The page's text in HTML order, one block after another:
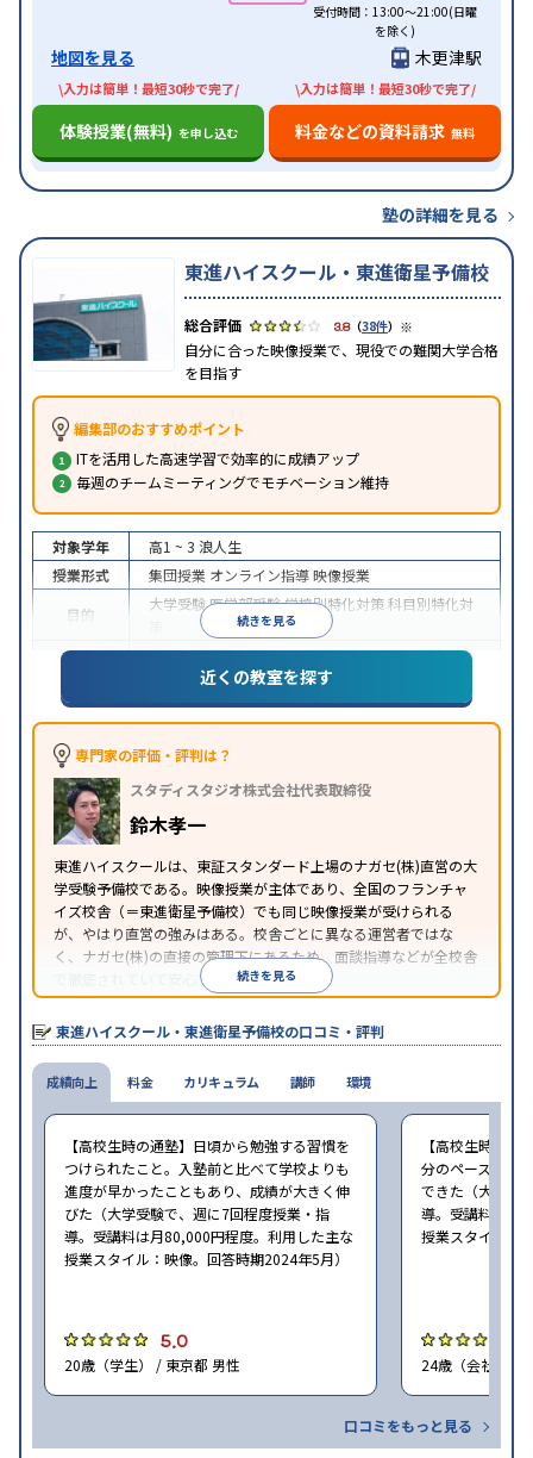
受付時間：13:00〜21:00(日曜
を除く)
地図を見る 木更津駅
\入力は簡単！最短30秒で完了/
体験授業(無料) を申し込む
\入力は簡単！最短30秒で完了/
料金などの資料請求 無料
塾の詳細を見る
東進ハイスクール・東進衛星予備校
3.8（38件） ※
自分に合った映像授業で、現役での難関大学合格
を目指す
編集部のおすすめポイント
ITを活用した高速学習で効率的に成績アップ
毎週のチームミーティングでモチベーション維持
続きを見る
対象学年 高1 ~ 3 浪人生
授業形式
集団授業 オンライン指導映像授業
目的
大学受験医学部受験学校別特化対策科目別特化対
特待生・奨学金制度あり授業の振替可能学習に
PC・タブレットを利用1科目から受講可能
習のみの受講可
※2024年6月調査。大学受験塾・予備校のアンケート調査方法を参照
近くの教室を探す
専門家の評価・評判は？
スタディスタジオ株式会社代表取締役
鈴木孝一
東進ハイスクールは、東証スタンダード上場のナガセ(株)直営の大
学受験予備校である。映像授業が主体であり、全国のフランチャ
イズ校舎（＝東進衛星予備校）でも同じ映像授業が受けられる
が、やはり直営の強みはある。校舎ごとに異なる運営者ではな
く、ナガセ(株)の直接の管理下にあるため、面談指導などが全校舎
で徹底されていて安心できる。
東進衛星予備校は、運営会社により指導方針や校舎のルールが異
なる。体験授業では、授業のみで判断するのではなく、担当者や
校舎雰囲気、校舎での合格実績などを確認すると良いだろう。
続きを見る
東進ハイスクール・東進衛星予備校の口コミ・評判
成績向上
【高校生時の通塾】日頃から勉強する習慣を
つけられたこと。入塾前と比べて学校よりも
進度が早かったこともあり、成績が大きく伸
びた（大学受験で、週に7回程度授業・指
導。受講料は月80,000円程度。利用した主な
授業スタイル：映像。回答時期2024年5月）
5.0
20歳（学生） / 東京都 男性
【高校生時の通
分のペースで進
できた（大学受
導。受講料は月
授業スタイル：
24歳（会社員<
口コミをもっと見る
料金 カリキュラム 講師 環境